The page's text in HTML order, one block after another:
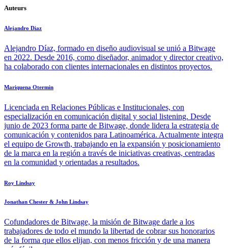
Auteurs
Alejandro Diaz
Alejandro Díaz, formado en diseño audiovisual se unió a Bitwage
en 2022. Desde 2016, como diseñador, animador y director creativo,
ha colaborado con clientes internacionales en distintos proyectos.
Mariquena Otermin
Licenciada en Relaciones Públicas e Institucionales, con
especialización en comunicación digital y social listening. Desde
junio de 2023 forma parte de Bitwage, donde lidera la estrategia de
comunicación y contenidos para Latinoamérica. Actualmente integra
el equipo de Growth, trabajando en la expansión y posicionamiento
de la marca en la región a través de iniciativas creativas, centradas
en la comunidad y orientadas a resultados.
Roy Lindsay
Jonathan Chester & John Lindsay
Cofundadores de Bitwage, la misión de Bitwage darle a los
trabajadores de todo el mundo la libertad de cobrar sus honorarios
de la forma que ellos elijan, con menos fricción y de una manera